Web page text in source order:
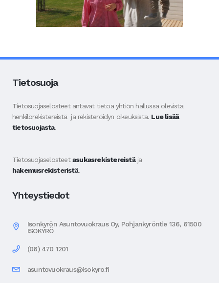
Tietosuoja
Tietosuojaselosteet antavat tietoa yhtiön hallussa olevista
henkilörekistereistä ja rekisteröidyn oikeuksista. Lue lisää
tietosuojasta.
Tietosuojaselosteetasukasrekistereistäja
hakemusrekisteristä.
Yhteystiedot
Isonkyrön Asuntovuokraus Oy, Pohjankyröntie 136, 61500
ISOKYRÖ
(06) 470 1201
asuntovuokraus@isokyro.fi